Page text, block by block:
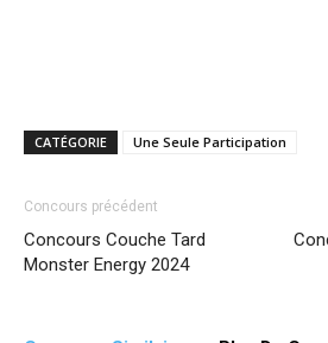
CATÉGORIE Une Seule Participation
Concours précédent
Concours Couche Tard
Monster Energy 2024